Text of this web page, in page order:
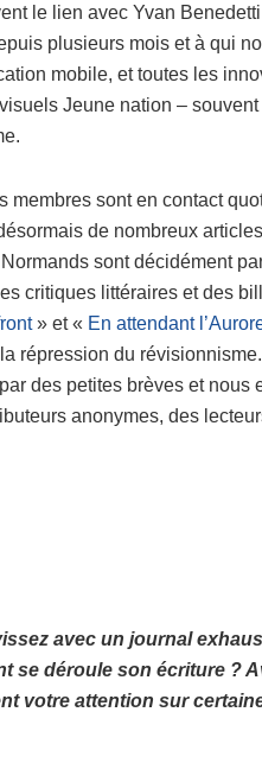
le lien avec Yvan
plusieurs mois et à qui
mobile, et toutes les
Jeune nation –
membres sont en contact
de nombreux
sont décidément
critiques littéraires et des
» et « En attendant
répression du
des petites brèves et nous
anonymes, des
avec un journal
se déroule son écriture ?
votre attention sur